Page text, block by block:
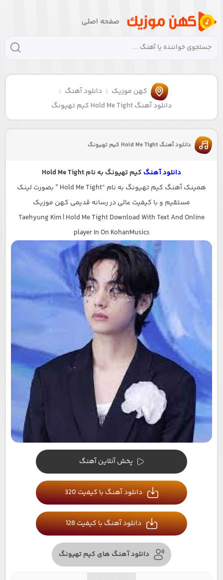
صفحه اصلی
کهن موزیک
دانلود آهنگ
دانلود آهنگ Hold Me Tight کیم تهیونگ
دانلود آهنگ Hold Me Tight کیم تهیونگ
دانلود آهنگ کیم تهیونگ به نام Hold Me Tight
همینک آهنگ کیم تهیونگ به نام “Hold Me Tight ” بصورت لینک
مستقیم و با کیفیت عالی در رسانه قدیمی کهن موزیک
Taehyung Kim | Hold Me Tight Download With Text And Online
player In On KohanMusics
پخش آنلاین آهنگ
دانلود آهنگ با کیفیت 320
دانلود آهنگ با کیفیت 128
دانلود آهنگ های کیم تهیونگ